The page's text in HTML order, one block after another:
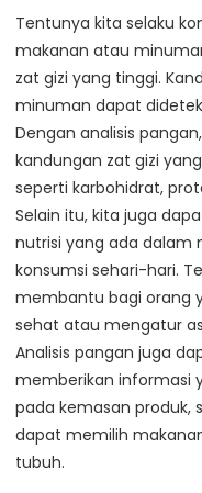
Tentunya kita selaku
makanan atau
zat gizi yang tinggi.
minuman dapat
Dengan analisis
kandungan zat gizi
seperti karbohidrat,
Selain itu, kita juga
nutrisi yang ada dalam
konsumsi sehari-hari.
membantu bagi orang
sehat atau mengatur
Analisis pangan juga
memberikan informasi
pada kemasan produk,
dapat memilih
tubuh.